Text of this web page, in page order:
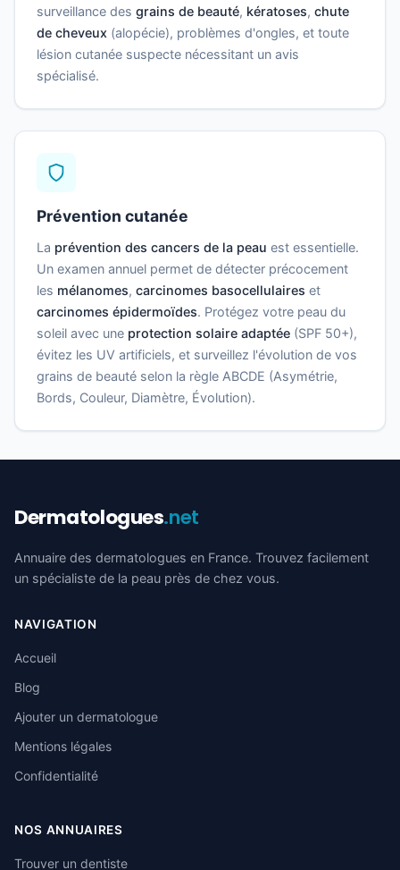
surveillance des grains de beauté, kératoses, chute
de cheveux (alopécie), problèmes d'ongles, et toute
lésion cutanée suspecte nécessitant un avis
spécialisé.
Prévention cutanée
La prévention des cancers de la peau est essentielle.
Un examen annuel permet de détecter précocement
les mélanomes, carcinomes basocellulaires et
carcinomes épidermoïdes. Protégez votre peau du
soleil avec une protection solaire adaptée (SPF 50+),
évitez les UV artificiels, et surveillez l'évolution de vos
grains de beauté selon la règle ABCDE (Asymétrie,
Bords, Couleur, Diamètre, Évolution).
Dermatologues.net
Annuaire des dermatologues en France. Trouvez facilement
un spécialiste de la peau près de chez vous.
NAVIGATION
Accueil
Blog
Ajouter un dermatologue
Mentions légales
Confidentialité
NOS ANNUAIRES
Trouver un dentiste